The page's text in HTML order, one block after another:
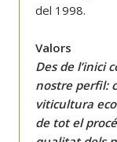
del 1998.
Valors
Des de l’inici
nostre perfil:
viticultura
de tot el